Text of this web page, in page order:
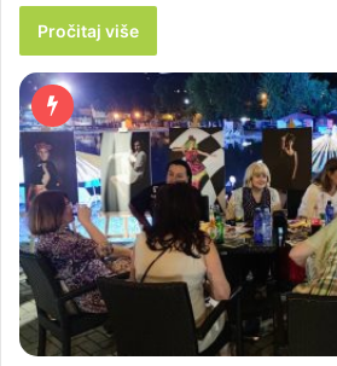
Pročitaj više